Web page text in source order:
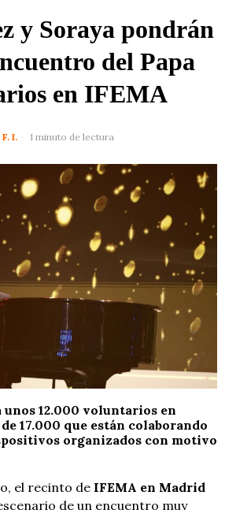
y Soraya pondrán
del Papa
en IFEMA
F. I. 1 minuto de lectura
unos 12.000 voluntarios en
17.000 que están colaborando
organizados con motivo
el recinto de IFEMA en Madrid
de un encuentro muy